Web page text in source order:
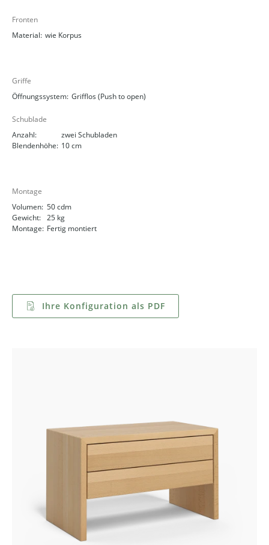
Fronten
Material: wie Korpus
Griffe
Öffnungssystem: Grifflos (Push to open)
Schublade
Anzahl:
zwei Schubladen
Blendenhöhe: 10 cm
Montage
Volumen: 50 cdm
Gewicht: 25 kg
Montage: Fertig montiert
Ihre Konfiguration als PDF